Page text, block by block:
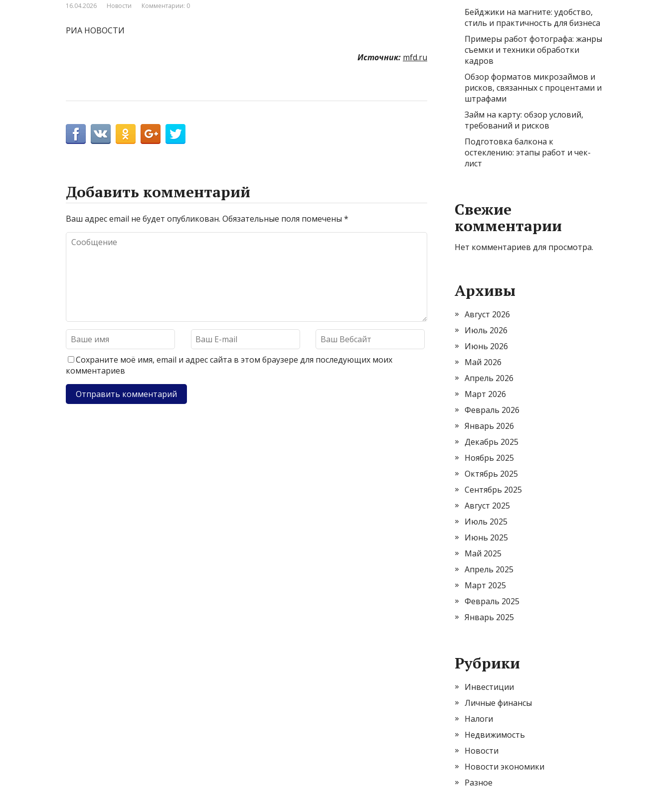
16.04.2026 Новости Комментарии: 0
РИА НОВОСТИ
Источник: mfd.ru
Добавить комментарий
Ваш адрес email не будет опубликован. Обязательные поля помечены *
Сохраните моё имя, email и адрес сайта в этом браузере для последующих моих
комментариев
Бейджики на магните: удобство,
стиль и практичность для бизнеса
Примеры работ фотографа: жанры
съемки и техники обработки
кадров
Обзор форматов микрозаймов и
рисков, связанных с процентами и
штрафами
Займ на карту: обзор условий,
требований и рисков
Подготовка балкона к
остеклению: этапы работ и чек-
лист
Свежие
комментарии
Нет комментариев для просмотра.
Архивы
Август 2026
Июль 2026
Июнь 2026
Май 2026
Апрель 2026
Март 2026
Февраль 2026
Январь 2026
Декабрь 2025
Ноябрь 2025
Октябрь 2025
Сентябрь 2025
Август 2025
Июль 2025
Июнь 2025
Май 2025
Апрель 2025
Март 2025
Февраль 2025
Январь 2025
Рубрики
Инвестиции
Личные финансы
Налоги
Недвижимость
Новости
Новости экономики
Разное